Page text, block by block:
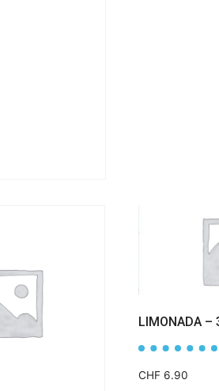
LIMONADA –
CHF6.90